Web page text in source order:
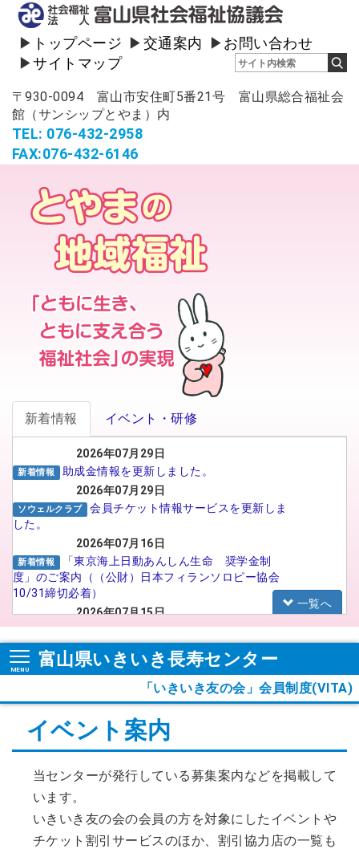
トップページ 交通案内
お問い合わせ
サイトマップ
〒930-0094 富山市安住町5番21号 富山県総合福祉会
館（サンシップとやま）内
TEL: 076-432-2958
FAX:076-432-6146
新着情報 イベント・研修
2026年07月29日
新着情報
助成金情報を更新しました。
2026年07月29日
ソウェルクラブ
会員チケット情報サービスを更新しま
した。
2026年07月16日
新着情報
「東京海上日動あんしん生命 奨学金制
度」のご案内（（公財）日本フィランソロピー協会
10/31締切必着）
2026年07月15日
がんばる介護職員応援事業 イメー
ジアップ動画広告のSNS広告配信プロポーザルの実
施について
2026年07月15日
お知らせ
【法人向け】福祉のお仕事フェア in
TOYAMA 2026に参加される法人の皆様へ
2026年07月14日
ソウェルクラブ
会員交流事業を更新しました。
2026年07月10日
ソウェルクラブ
した。
2026年07月06日
福祉カレッジ
№29 強度行動障害支援者養成研修（基
一覧へ
富山県いきいき長寿センター
「いきいき友の会」会員制度(VITA)
イベント案内
当センターが発行している募集案内などを掲載して
います。
いきいき友の会の会員の方を対象にしたイベントや
チケット割引サービスのほか、割引協力店の一覧も